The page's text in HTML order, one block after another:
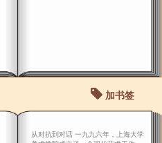
加书签
从对抗到对话 一九九六年，上海大学